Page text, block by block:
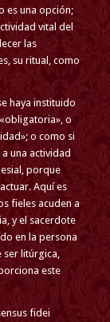
es una opción;
vital del
las
su ritual, como
haya instituido
o
o como si
una actividad
porque
Aquí es
fieles acuden a
y el sacerdote
en la persona
ser litúrgica,
este
fidei